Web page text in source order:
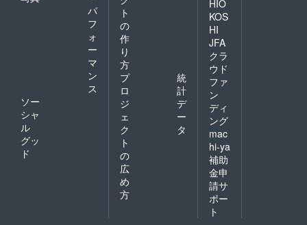
パ
フ
ォ
ー
マ
ン
ス
ソー
シャ
ル
グッ
ド
ト
の
作
り
方
プ
ロ
ジ
ェ
ク
ト
の
広
め
方
統
計
デ
ー
タ
HIO
KOS
HI
JFA
クラ
ウド
ファ
ン
ディ
ング
mac
hi-ya
補助
金申
請サ
ポー
ト